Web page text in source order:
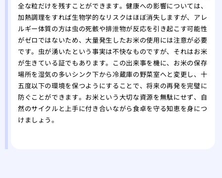
全な粒だけを残すことができます。健康への影響については、
加熱調理をすれば生物学的なリスクはほぼ消失しますが、アレ
ルギー体質の方は虫の死骸や排泄物が反応を引き起こす可能性
がゼロではないため、大量発生したお米の使用には注意が必要
です。虫が湧いたという事実は不快なものですが、それはお米
が生きている証でもあります。この出来事を機に、お米の保存
場所を湿気の多いシンク下から冷蔵庫の野菜室へと変更し、十
五度以下の環境を保つようにすることで、将来の再発を完璧に
防ぐことができます。お米という大切な資源を無駄にせず、自
然のサイクルと上手に付き合いながら食卓を守る知恵を身につ
けましょう。